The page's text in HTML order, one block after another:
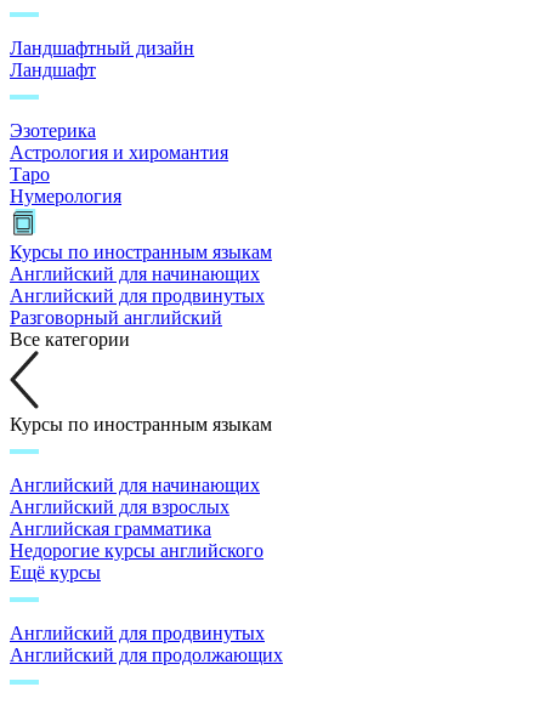
Ландшафтный дизайн
Ландшафт
Эзотерика
Астрология и хиромантия
Таро
Нумерология
Курсы по иностранным языкам
Английский для начинающих
Английский для продвинутых
Разговорный английский
Все категории
Курсы по иностранным языкам
Английский для начинающих
Английский для взрослых
Английская грамматика
Недорогие курсы английского
Ещё курсы
Английский для продвинутых
Английский для продолжающих